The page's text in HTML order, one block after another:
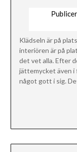
Klädseln är på
interiören är på
det vet alla. Efter
jättemycket även i
något gott i sig.